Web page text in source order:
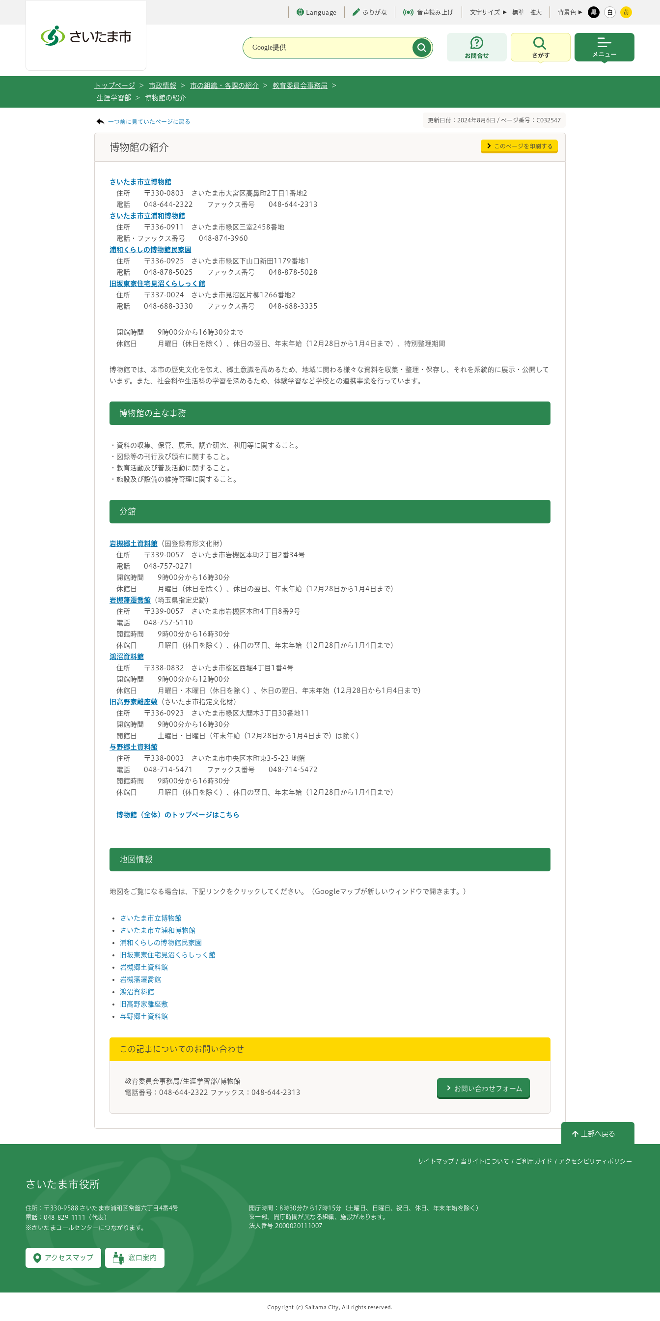
Language ふりがな 音声読み上げ 文字サイズ 標準 拡大 背景色 黒 白 黄
お問合せ
さがす
トップページ > 市政情報 > 市の組織・各課の紹介 > 教育委員会事務局
>
生涯学習部
> 博物館の紹介
一つ前に見ていたページに戻る 更新日付：2024年8月6日 / ページ番号：C032547
博物館の紹介 このページを印刷する
さいたま市立博物館
住所 〒330-0803 さいたま市大宮区高鼻町2丁目1番地2
電話 048-644-2322 ファックス番号 048-644-2313
さいたま市立浦和博物館
住所 〒336-0911 さいたま市緑区三室2458番地
電話・ファックス番号 048-874-3960
浦和くらしの博物館民家園
住所 〒336-0925 さいたま市緑区下山口新田1179番地1
電話 048-878-5025 ファックス番号 048-878-5028
旧坂東家住宅見沼くらしっく館
住所 〒337-0024 さいたま市見沼区片柳1266番地2
電話 048-688-3330 ファックス番号 048-688-3335
開館時間 9時00分から16時30分まで
休館日 月曜日（休日を除く）、休日の翌日、年末年始（12月28日から1月4日まで）、特別整理期間
博物館では、本市の歴史文化を伝え、郷土意識を高めるため、地域に関わる様々な資料を収集・整理・保存し、それを系統的に展示・公開して
います。また、社会科や生活科の学習を深めるため、体験学習など学校との連携事業を行っています。
博物館の主な事務
・資料の収集、保管、展示、調査研究、利用等に関すること。
・図録等の刊行及び頒布に関すること。
・教育活動及び普及活動に関すること。
・施設及び設備の維持管理に関すること。
分館
岩槻郷土資料館 （国登録有形文化財）
住所 〒339-0057 さいたま市岩槻区本町2丁目2番34号
電話 048-757-0271
開館時間 9時00分から16時30分
休館日 月曜日（休日を除く）、休日の翌日、年末年始（12月28日から1月4日まで）
岩槻藩遷喬館 （埼玉県指定史跡）
住所 〒339-0057 さいたま市岩槻区本町4丁目8番9号
電話 048-757-5110
開館時間 9時00分から16時30分
休館日 月曜日（休日を除く）、休日の翌日、年末年始（12月28日から1月4日まで）
鴻沼資料館
住所 〒338-0832 さいたま市桜区西堀4丁目1番4号
開館時間 9時00分から12時00分
休館日 月曜日・木曜日（休日を除く）、休日の翌日、年末年始（12月28日から1月4日まで）
旧高野家離座敷 （さいたま市指定文化財）
住所 〒336-0923 さいたま市緑区大間木3丁目30番地11
開館時間 9時00分から16時30分
開館日 土曜日・日曜日（年末年始（12月28日から1月4日まで）は除く）
与野郷土資料館
住所 〒338-0003 さいたま市中央区本町東3-5-23 地階
電話 048-714-5471 ファックス番号 048-714-5472
開館時間 9時00分から16時30分
休館日 月曜日（休日を除く）、休日の翌日、年末年始（12月28日から1月4日まで）
博物館（全体）のトップページはこちら
地図情報
地図をご覧になる場合は、下記リンクをクリックしてください。（Googleマップが新しいウィンドウで開きます。)
さいたま市立博物館
さいたま市立浦和博物館
浦和くらしの博物館民家園
旧坂東家住宅見沼くらしっく館
岩槻郷土資料館
岩槻藩遷喬館
鴻沼資料館
旧高野家離座敷
与野郷土資料館
この記事についてのお問い合わせ
教育委員会事務局/生涯学習部/博物館
電話番号：048-644-2322 ファックス：048-644-2313
お問い合わせフォーム
上部へ戻る
サイトマップ 当サイトについて ご利用ガイド アクセシビリティポリシー
さいたま市役所
住所：〒330-9588 さいたま市浦和区常盤六丁目4番4号
電話：048-829-1111（代表）
※さいたまコールセンターにつながります。
アクセスマップ 窓口案内
開庁時間：8時30分から17時15分（土曜日、日曜日、祝日、休日、年末年始を除く）
※一部、開庁時間が異なる組織、施設があります。
法人番号 2000020111007
Copyright (c) Saitama City, All rights reserved.